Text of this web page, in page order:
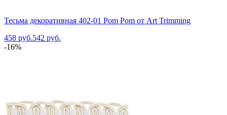
Тесьма декоративная 402-01 Pom Pom от Art Trimming
458 руб.542 руб.
-16%